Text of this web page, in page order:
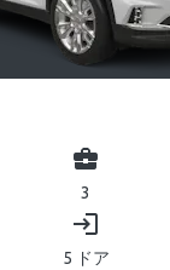
business_center
3
login
5 ドア